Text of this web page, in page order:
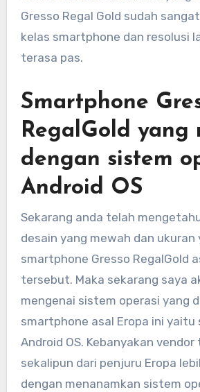
Gresso Regal Gold sudah
kelas smartphone dan resolusi
terasa pas.
Smartphone
RegalGold yang
dengan sistem
Android OS
Sekarang anda telah
desain yang mewah dan ukuran
smartphone Gresso RegalGold
tersebut. Maka sekarang saya
mengenai sistem operasi yang
smartphone asal Eropa ini yaitu
Android OS. Kebanyakan vendor
sekalipun dari penjuru Eropa
dengan menanamkan sistem